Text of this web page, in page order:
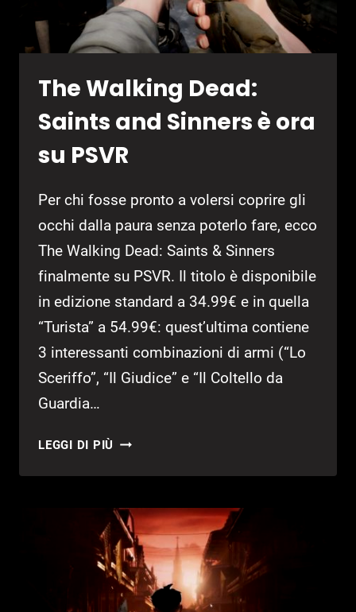
The Walking Dead:
Saints and Sinners è ora
su PSVR
Per chi fosse pronto a volersi coprire gli
occhi dalla paura senza poterlo fare, ecco
The Walking Dead: Saints & Sinners
finalmente su PSVR. Il titolo è disponibile
in edizione standard a 34.99€ e in quella
“Turista” a 54.99€: quest’ultima contiene
3 interessanti combinazioni di armi (“Lo
Sceriffo”, “Il Giudice” e “Il Coltello da
Guardia…
LEGGI DI PIÙ THE
AND
SINNERS
È
ORA
SU